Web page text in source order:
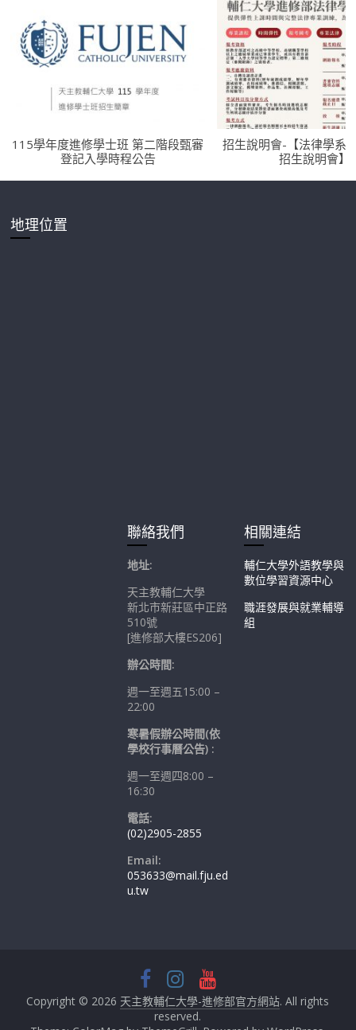
115學年度進修學士班 第二階段甄審
登記入學時程公告
招生說明會-【法律學系
招生說明會】
地理位置
聯絡我們
地址:
天主教輔仁大學
新北市新莊區中正路
510號
[進修部大樓ES206]
辦公時間:
週一至週五15:00 –
22:00
寒暑假辦公時間(依
學校行事曆公告) :
週一至週四8:00 –
16:30
電話:
(02)2905-2855
Email:
053633@mail.fju.ed
u.tw
相關連結
輔仁大學外語教學與
數位學習資源中心
職涯發展與就業輔導
組
Copyright © 2026 天主教輔仁大學-進修部官方網站. All rights
reserved.